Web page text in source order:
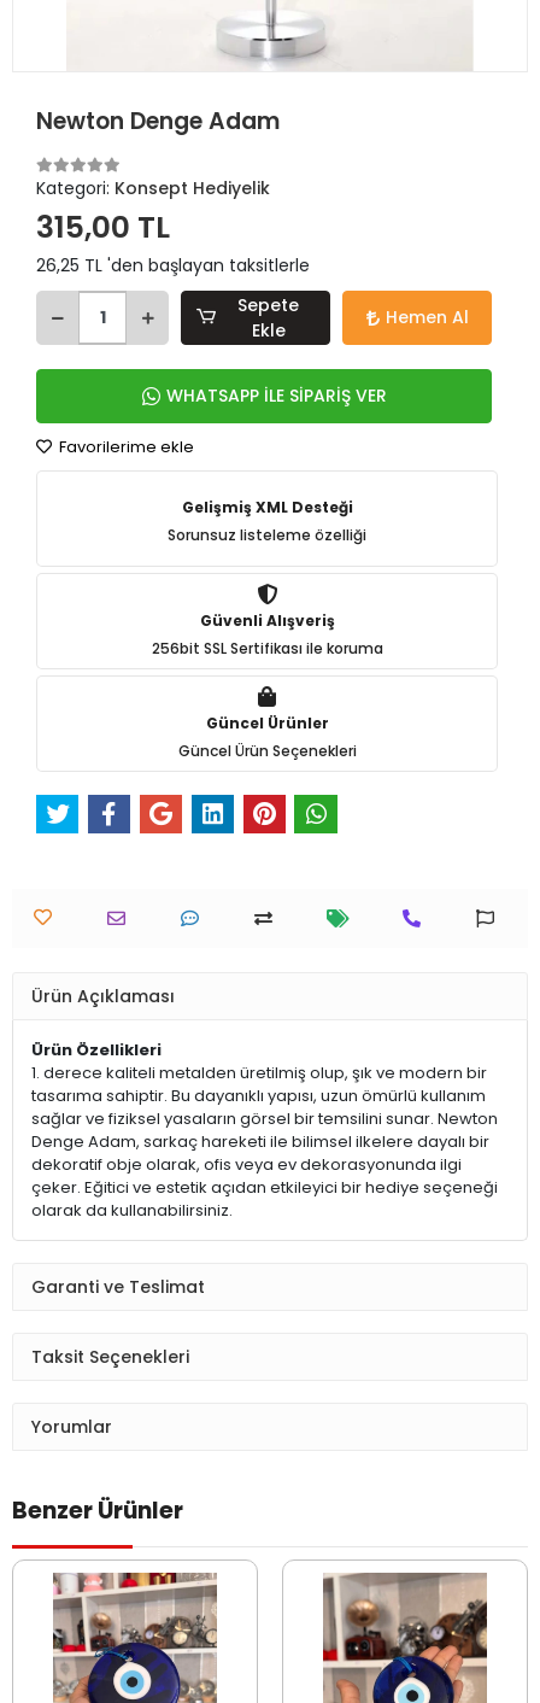
Newton Denge Adam
Kategori: Konsept Hediyelik
315,00 TL
26,25 TL 'den başlayan taksitlerle
Sepete
Ekle
Hemen Al
WHATSAPP İLE SİPARİŞ VER
Favorilerime ekle
Gelişmiş XML Desteği
Sorunsuz listeleme özelliği
Güvenli Alışveriş
256bit SSL Sertifikası ile koruma
Güncel Ürünler
Güncel Ürün Seçenekleri
Ürün Açıklaması
Ürün Özellikleri
1. derece kaliteli metalden üretilmiş olup, şık ve modern bir
tasarıma sahiptir. Bu dayanıklı yapısı, uzun ömürlü kullanım
sağlar ve fiziksel yasaların görsel bir temsilini sunar. Newton
Denge Adam, sarkaç hareketi ile bilimsel ilkelere dayalı bir
dekoratif obje olarak, ofis veya ev dekorasyonunda ilgi
çeker. Eğitici ve estetik açıdan etkileyici bir hediye seçeneği
olarak da kullanabilirsiniz.
Garanti ve Teslimat
Taksit Seçenekleri
Yorumlar
Benzer Ürünler